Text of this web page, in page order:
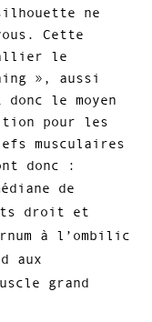
ne
Cette
le
», aussi
le moyen
pour les
musculaires
donc :
de
droit et
à l’ombilic
aux
grand